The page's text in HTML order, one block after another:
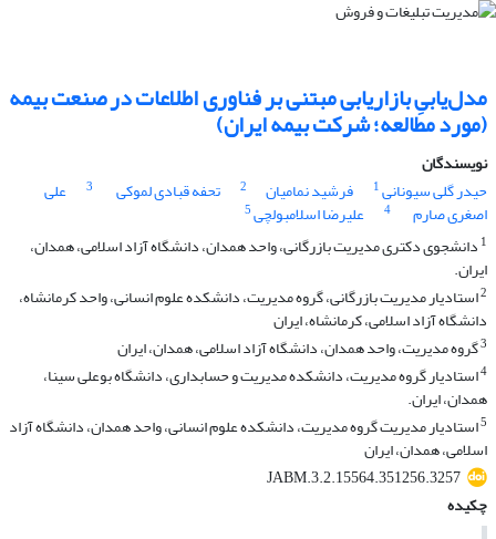
مدل‌یابیِ بازاریابی مبتنی بر فناوری اطلاعات در صنعت بیمه
(مورد مطالعه؛ شرکت بیمه ایران)
نویسندگان
حیدر گلی سیونانی1 فرشید نمامیان 2 تحفه قبادی لموکی 3 علی
اصغری صارم 4 علیرضا اسلامبولچی5
1 دانشجوی دکتری مدیریت بازرگانی، واحد همدان، دانشگاه آزاد اسلامی، همدان،
ایران.
2استادیار مدیریت بازرگانی، گروه مدیریت، دانشکده علوم انسانی، واحد کرمانشاه،
دانشگاه آزاد اسلامی، کرمانشاه، ایران
3گروه مدیریت، واحد همدان، دانشگاه آزاد اسلامی، همدان، ایران
4استادیار گروه مدیریت، دانشکده مدیریت و حسابداری، دانشگاه بوعلی سینا،
همدان، ایران.
5استادیار مدیریت گروه مدیریت، دانشکده علوم انسانی، واحد همدان، دانشگاه آزاد
اسلامی، همدان، ایران
JABM.3.2.15564.351256.3257
چکیده